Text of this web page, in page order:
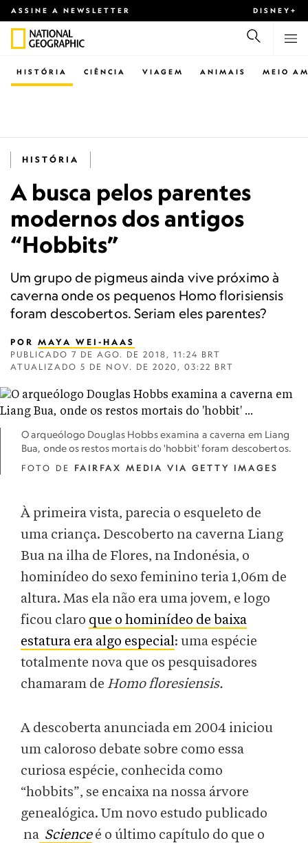
ASSINE A NEWSLETTER DISNEY+
CIÊNCIA VIAGEM ANIMAIS
HISTÓRIA MEIO
HISTÓRIA
A busca pelos parentes
modernos dos antigos
“Hobbits”
Um grupo de pigmeus ainda vive próximo à
caverna onde os pequenos Homo florisiensis
foram descobertos. Seriam eles parentes?
POR MAYA WEI-HAAS
PUBLICADO 7 DE AGO. DE 2018, 11:24 BRT
ATUALIZADO 5 DE NOV. DE 2020, 03:22 BRT
O arqueólogo Douglas Hobbs examina a caverna em Liang
Bua, onde os restos mortais do 'hobbit' foram descobertos.
FOTO DE FAIRFAX MEDIA VIA GETTY IMAGES
À primeira vista, parecia o esqueleto de
uma criança. Descoberto na caverna Liang
Bua na ilha de Flores, na Indonésia, o
hominídeo do sexo feminino teria 1,06m de
altura. Mas ela não era uma jovem, e logo
ficou claro que o hominídeo de baixa
estatura era algo especial: uma espécie
totalmente nova que os pesquisadores
chamaram de Homo floresiensis.
A descoberta anunciada em 2004 iniciou
um caloroso debate sobre como essa
curiosa espécie, conhecida como
“hobbits”, se encaixa na nossa árvore
genealógica. Um novo estudo publicado
na Scienceé o último capítulo do que o